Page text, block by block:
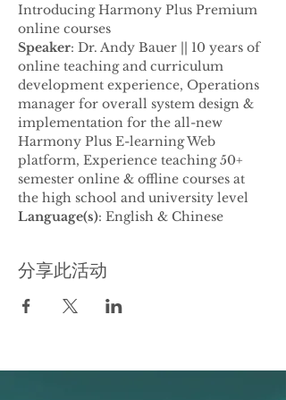
Introducing Harmony Plus Premium
online courses
Speaker: Dr. Andy Bauer || 10 years of
online teaching and curriculum
development experience, Operations
manager for overall system design &
implementation for the all-new
Harmony Plus E-learning Web
platform, Experience teaching 50+
semester online & offline courses at
the high school and university level
Language(s): English & Chinese
分享此活动